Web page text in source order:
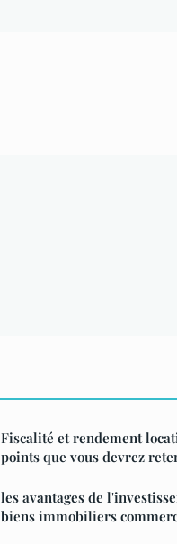
Fiscalité et rendement
points que vous devrez
les avantages de
biens immobiliers